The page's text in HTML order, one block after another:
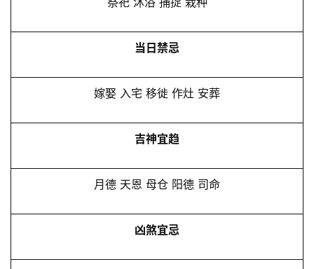
当日禁忌
嫁娶 入宅 移徙 作灶 安葬
吉神宜趋
月德 天恩 母仓 阳德 司命
凶煞宜忌